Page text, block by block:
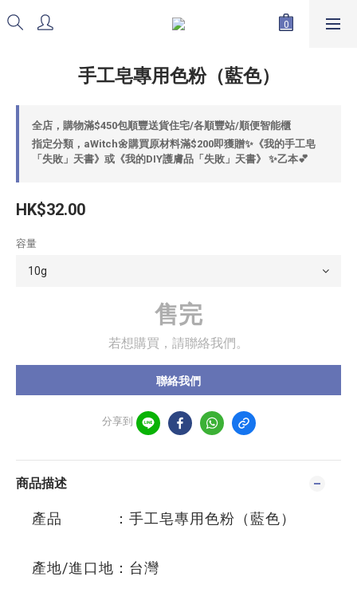
手工皂專用色粉（藍色）
全店，購物滿$450包順豐送貨住宅/各順豐站/順便智能櫃
指定分類，aWitch🌼購買原材料滿$200即獲贈✨《我的手工皂
「失敗」天書》或《我的DIY護膚品「失敗」天書》 ✨乙本💕
HK$32.00
容量
售完
若想購買，請聯絡我們。
聯絡我們
分享到
商品描述
產品 ：手工皂專用色粉（藍色）
產地/進口地：台灣